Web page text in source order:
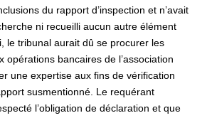
du rapport d’inspection et n’avait
ni recueilli aucun autre élément
le tribunal aurait dû se procurer les
opérations bancaires de l’association
une expertise aux fins de vérification
susmentionné. Le requérant
l’obligation de déclaration et que